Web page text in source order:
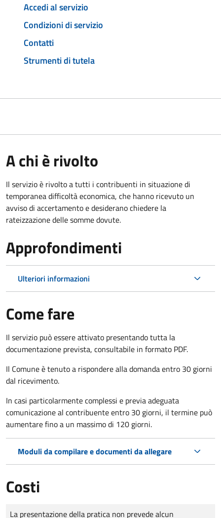
Accedi al servizio
Condizioni di servizio
Contatti
Strumenti di tutela
A chi è rivolto
Il servizio è rivolto a tutti i contribuenti in situazione di
temporanea difficoltà economica, che hanno ricevuto un
avviso di accertamento e desiderano chiedere la
rateizzazione delle somme dovute.
Approfondimenti
Ulteriori informazioni
Come fare
Il servizio può essere attivato presentando tutta la
documentazione prevista, consultabile in formato PDF.
Il Comune è tenuto a rispondere alla domanda entro 30 giorni
dal ricevimento.
In casi particolarmente complessi e previa adeguata
comunicazione al contribuente entro 30 giorni, il termine può
aumentare fino a un massimo di 120 giorni.
Moduli da compilare e documenti da allegare
Costi
Tipo di pagamento
Importo
La presentazione della pratica non prevede alcun